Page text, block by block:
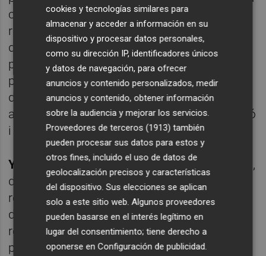
concurrència d'usuaris. Els usuaris van
realitzar diferents proves avaluant tres tipus
diferents de dispositius (smartwatch,
polsera clínica i polsera d'activitat). La
polsera d'activitat es va confirmar com el
dispositiu més adequat pel seu cost
assequible, funcionalitats afegides, discreció
i comoditat.
Yolanda Pascual, responsable d'Infocampus,
destaca que «en la prova de concepte
realitzada a InfoCampus vaig tindre ocasió
de comprovar la facilitat de l'app per a
realitzar una atenció adaptada a la
problemàtica de cada usuari amb
cookies y tecnologías similares para
almacenar y acceder a información en su
dispositivo y procesar datos personales,
como su dirección IP, identificadores únicos
y datos de navegación, para ofrecer
anuncios y contenido personalizados, medir
anuncios y contenido, obtener información
sobre la audiencia y mejorar los servicios.
Proveedores de terceros (1913) también
pueden procesar sus datos para estos y
otros fines, incluido el uso de datos de
geolocalización precisos y características
del dispositivo. Sus elecciones se aplican
solo a este sitio web. Algunos proveedores
pueden basarse en el interés legítimo en
lugar del consentimiento; tiene derecho a
oponerse enConfiguración de publicidad.